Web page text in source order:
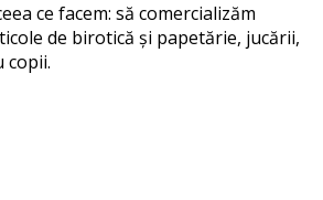
ce facem: să comercializăm
de birotică și papetărie, jucării,
copii.